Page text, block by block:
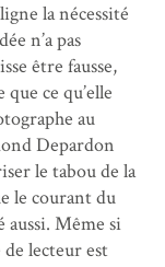
la nécessité
n’a pas
être fausse,
ce qu’elle
au
Depardon
le tabou de la
le courant du
aussi. Même si
lecteur est